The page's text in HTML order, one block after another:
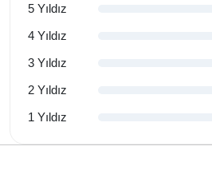
5 Yıldız
4 Yıldız
3 Yıldız
2 Yıldız
1 Yıldız